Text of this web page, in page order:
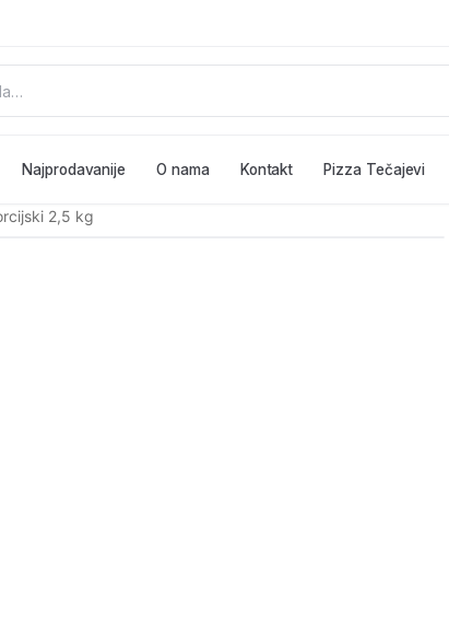
Najprodavanije O nama Kontakt Pizza Tečajevi
2,5 kg